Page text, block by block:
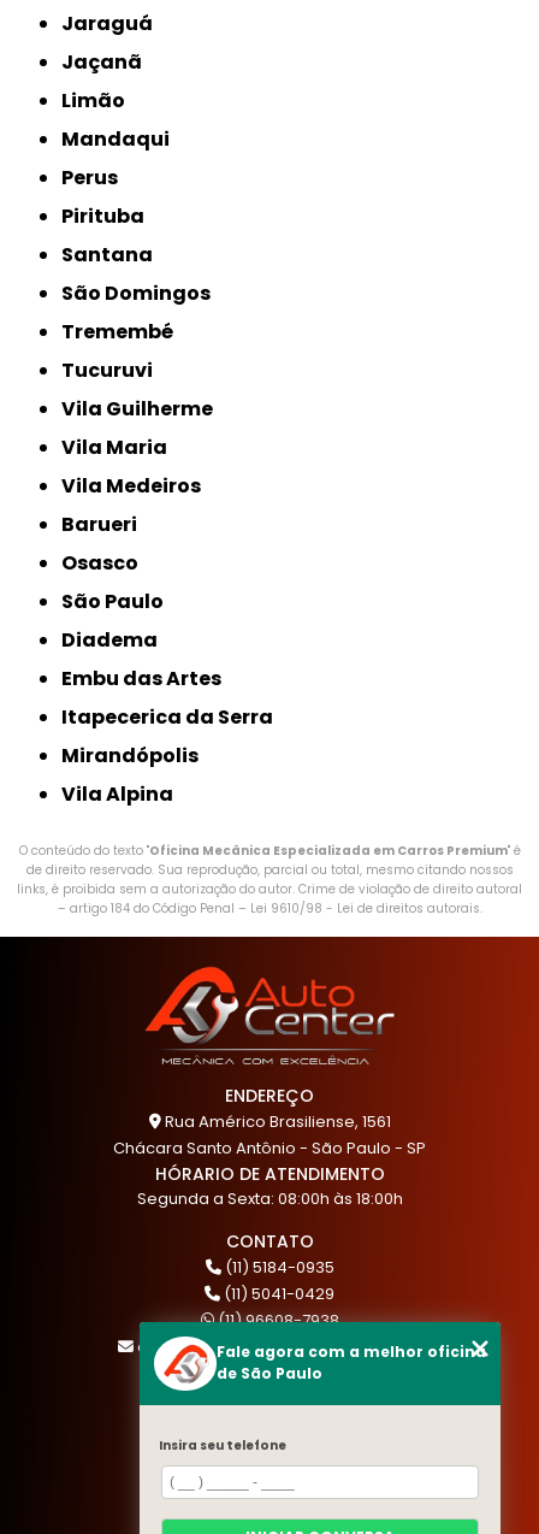
Jaraguá
Jaçanã
Limão
Mandaqui
Perus
Pirituba
Santana
São Domingos
Tremembé
Tucuruvi
Vila Guilherme
Vila Maria
Vila Medeiros
Barueri
Osasco
São Paulo
Diadema
Embu das Artes
Itapecerica da Serra
Mirandópolis
Vila Alpina
O conteúdo do texto "Oficina Mecânica Especializada em Carros Premium" é
de direito reservado. Sua reprodução, parcial ou total, mesmo citando nossos
links, é proibida sem a autorização do autor. Crime de violação de direito autoral
– artigo 184 do Código Penal – Lei 9610/98 - Lei de direitos autorais.
ENDEREÇO
Rua Américo Brasiliense, 1561
Chácara Santo Antônio - São Paulo - SP
HÓRARIO DE ATENDIMENTO
Segunda a Sexta: 08:00h às 18:00h
CONTATO
(11) 5184-0935
(11) 5041-0429
(11) 96608-7938
atendimento@akautocenter.com.br
MENU
HOME
QUEM SOMOS
SERVIÇOS
Fale agora com a melhor oficina
de São Paulo
Insira seu telefone